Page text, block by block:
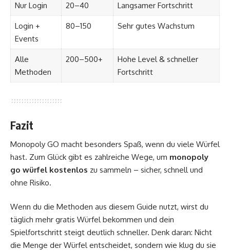
Nur Login 20–40 Langsamer Fortschritt
Login +
Events
80–150 Sehr gutes Wachstum
Alle
Methoden
200–500+
Hohe Level & schneller
Fortschritt
Fazit
Monopoly GO macht besonders Spaß, wenn du viele Würfel
hast. Zum Glück gibt es zahlreiche Wege, um monopoly
go würfel kostenlos zu sammeln – sicher, schnell und
ohne Risiko.
Wenn du die Methoden aus diesem Guide nutzt, wirst du
täglich mehr gratis Würfel bekommen und dein
Spielfortschritt steigt deutlich schneller. Denk daran: Nicht
die Menge der Würfel entscheidet, sondern wie klug du sie